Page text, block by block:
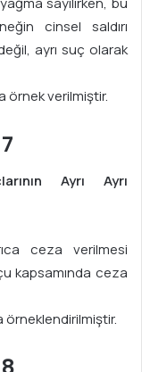
cinsel saldırı
ayrı suç olarak
örnek verilmiştir.
Ayrı Ayrı
ceza verilmesi
kapsamında ceza
örneklendirilmiştir.